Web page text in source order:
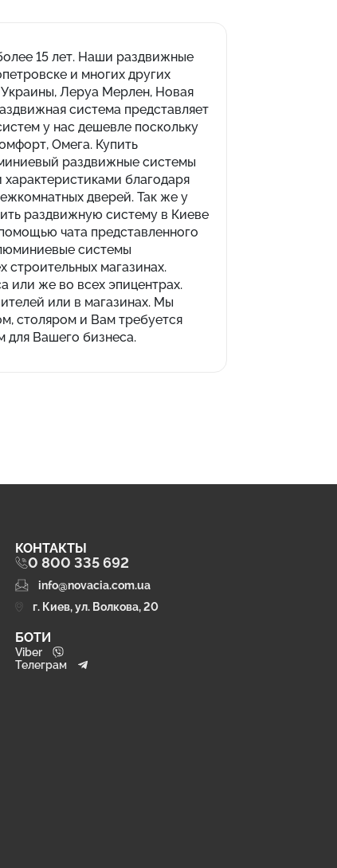
15 лет. Наши раздвижные
и многих других
Леруа Мерлен, Новая
система представляет
у нас дешевле поскольку
Омега. Купить
раздвижные системы
благодаря
дверей. Так же у
раздвижную систему в Киеве
чата представленного
системы
магазинах.
или же во всех эпицентрах.
или в магазинах. Мы
столяром и Вам требуется
для Вашего бизнеса.
КОНТАКТЫ
0 800 335 692
info@novacia.com.ua
г. Киев, ул. Волкова, 20
БОТИ
Viber
Телеграм